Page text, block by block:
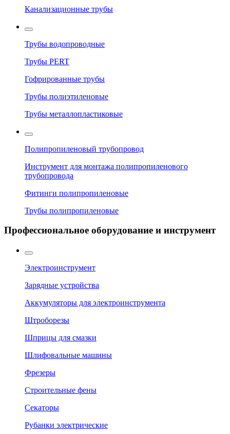
Канализационные трубы
Трубы водопроводные
Трубы PERT
Гофрированные трубы
Трубы полиэтиленовые
Трубы металлопластиковые
Полипропиленовый трубопровод
Инструмент для монтажа полипропиленового
трубопровода
Фитинги полипропиленовые
Трубы полипропиленовые
Профессиональное оборудование и инструмент
Электроинструмент
Зарядные устройства
Аккумуляторы для электроинструмента
Штроборезы
Шприцы для смазки
Шлифовальные машины
Фрезеры
Строительные фены
Секаторы
Рубанки электрические